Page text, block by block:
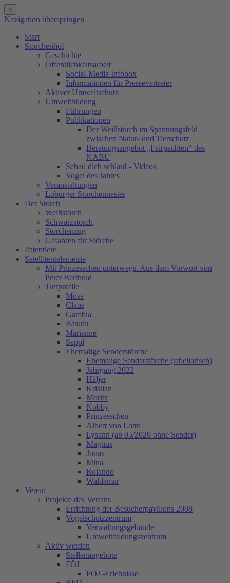
×
Navigation überspringen
Start
Storchenhof
Geschichte
Öffentlichkeitsarbeit
Social-Media Infobox
Informationen für Pressevertreter
Aktiver Umweltschutz
Umweltbildung
Führungen
Publikationen
Der Weißstorch im Spannungsfeld
zwischen Natur- und Tierschutz
Beratungsangebot „Fairpachten“ des
NABU
Schau dich schlau! - Videos
Vogel des Jahres
Veranstaltungen
Loburger Storchennester
Der Storch
Weißstorch
Schwarzstorch
Storchenzug
Gefahren für Störche
Patentiere
Satellitentelemetrie
Mit Prinzesschen unterwegs. Aus dem Vorwort von
Peter Berthold
Tierprofile
Mose
Claus
Gambia
Basuto
Marianne
Seppl
Ehemalige Senderstörche
Ehemalige Senderstörche (tabellarisch)
Jahrgang 2022
Håljer
Kristian
Moritz
Nobby
Prinzesschen
Albert von Lotto
Lysann (ab 05/2020 ohne Sender)
Magnus
Jonas
Mina
Rolando
Waldemar
Verein
Projekte des Vereins
Errichtung der Besucherpavillons 2008
Vogelschutzzentrum
Verwaltungsgebäude
Umweltbildungszentrum
Aktiv werden
Stellenangebote
FÖJ
FÖJ -Erlebnisse